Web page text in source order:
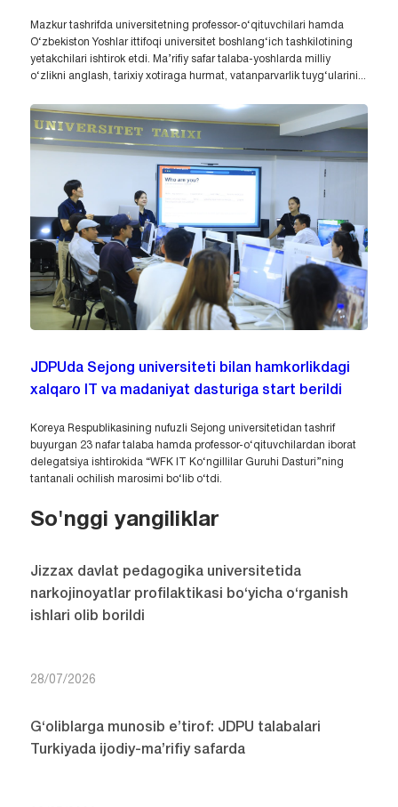
Mazkur tashrifda universitetning professor-o‘qituvchilari hamda
O‘zbekiston Yoshlar ittifoqi universitet boshlang‘ich tashkilotining
yetakchilari ishtirok etdi. Ma’rifiy safar talaba-yoshlarda milliy
o‘zlikni anglash, tarixiy xotiraga hurmat, vatanparvarlik tuyg‘ularini...
JDPUda Sejong universiteti bilan hamkorlikdagi
xalqaro IT va madaniyat dasturiga start berildi
Koreya Respublikasining nufuzli Sejong universitetidan tashrif
buyurgan 23 nafar talaba hamda professor-o‘qituvchilardan iborat
delegatsiya ishtirokida “WFK IT Ko‘ngillilar Guruhi Dasturi”ning
tantanali ochilish marosimi bo‘lib o‘tdi.
So'nggi yangiliklar
Jizzax davlat pedagogika universitetida
narkojinoyatlar profilaktikasi bo‘yicha o‘rganish
ishlari olib borildi
28/07/2026
G‘oliblarga munosib e’tirof: JDPU talabalari
Turkiyada ijodiy-ma’rifiy safarda